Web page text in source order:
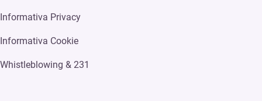
Informativa Privacy
Informativa Cookie
Whistleblowing & 231